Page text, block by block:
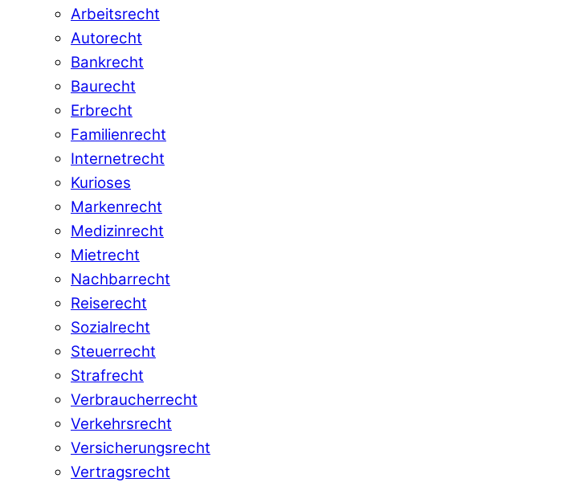
Arbeitsrecht
Autorecht
Bankrecht
Baurecht
Erbrecht
Familienrecht
Internetrecht
Kurioses
Markenrecht
Medizinrecht
Mietrecht
Nachbarrecht
Reiserecht
Sozialrecht
Steuerrecht
Strafrecht
Verbraucherrecht
Verkehrsrecht
Versicherungsrecht
Vertragsrecht